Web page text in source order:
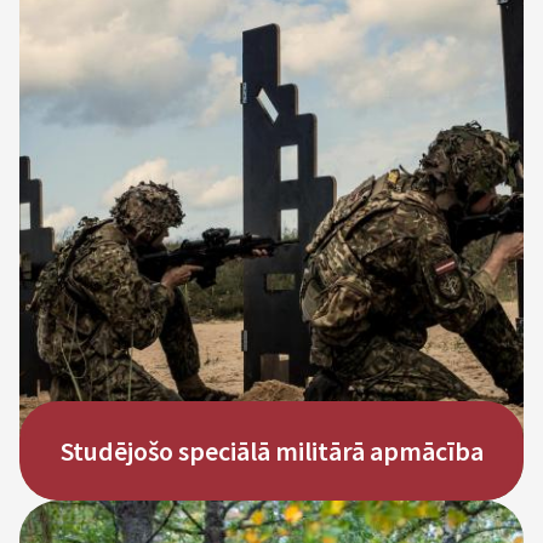
Studējošo speciālā militārā apmācība
Savienojot militāro apmācību ar studijām.
Brīvprātīga militārā apmācība klātienē un
tālmācībā akreditētu augstskolu un koledžu
studējošajiem, kas dienē Zemessardzē vai
tajā iestāsies pirms apmācības uzsākšanas.
Studējošo speciālajā apmācībā pieņem
Latvijas pilsoņus vecumā no 18 gadiem.
Esi savas zemes sargs - stājies Zemessardzē!
Vairāk